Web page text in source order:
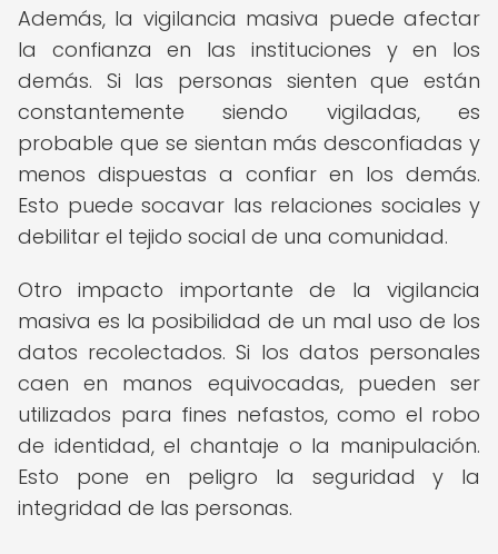
Además, la vigilancia masiva puede afectar
la confianza en las instituciones y en los
demás. Si las personas sienten que están
constantemente siendo vigiladas, es
probable que se sientan más desconfiadas y
menos dispuestas a confiar en los demás.
Esto puede socavar las relaciones sociales y
debilitar el tejido social de una comunidad.
Otro impacto importante de la vigilancia
masiva es la posibilidad de un mal uso de los
datos recolectados. Si los datos personales
caen en manos equivocadas, pueden ser
utilizados para fines nefastos, como el robo
de identidad, el chantaje o la manipulación.
Esto pone en peligro la seguridad y la
integridad de las personas.